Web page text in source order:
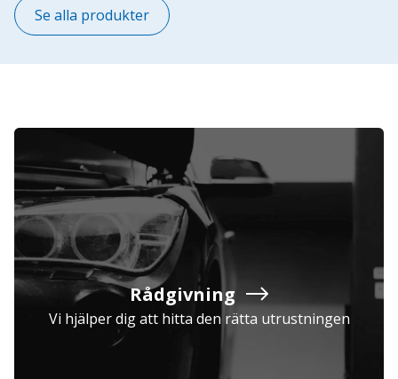
Se alla produkter
Rådgivning
Vi hjälper dig att hitta den rätta utrustningen